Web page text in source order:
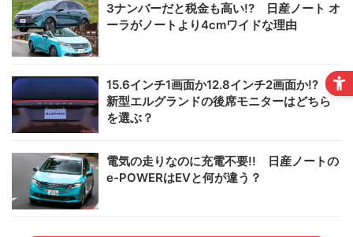
3ナンバーだと税金も高い!? 日産ノート オ
ーラがノートより4cmワイドな理由
15.6インチ1画面か12.8インチ2画面か!?
新型エルグランドの後席モニターはどちら
を選ぶ？
電気の走りなのに充電不要!! 日産ノートの
e-POWERはEVと何が違う？